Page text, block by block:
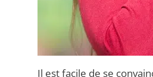
Il est facile de se